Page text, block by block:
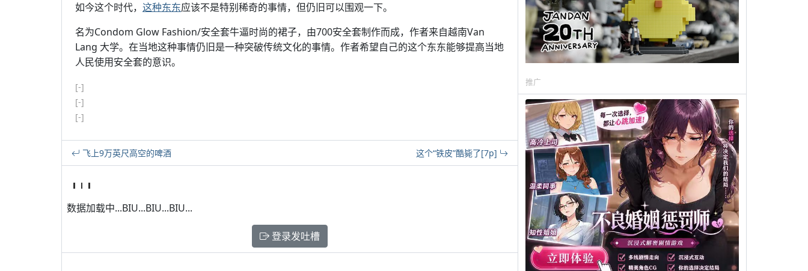
如今这个时代， 这种东东应该不是特别稀奇的事情，但仍旧可以围观一下。
名为Condom Glow Fashion/安全套牛逼时尚的裙子，由700安全套制作而成，作者来自越南Van
Lang 大学。在当地这种事情仍旧是一种突破传统文化的事情。作者希望自己的这个东东能够提高当地
人民使用安全套的意识。
[-]
[-]
[-]
飞上9万英尺高空的啤酒 这个“铁皮”酷毙了[7p]
数据加载中...BIU...BIU...BIU...
登录发吐槽
推广